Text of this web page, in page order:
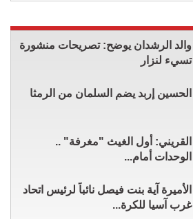
والد الرشدان يوضح: تصريحات منشورة
تسيء لنزار
الحسين إربد يضم السلمان من الرمثا
القريني: أول الغيث "مغرفة" ..
الوحدات أمام...
الأميرة آية بنت فيصل نائباً لرئيس اتحاد
غرب آسيا للكرة...